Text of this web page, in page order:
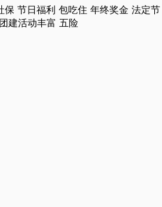
保 节日福利 包吃住 年终奖金 法定节
团建活动丰富 五险